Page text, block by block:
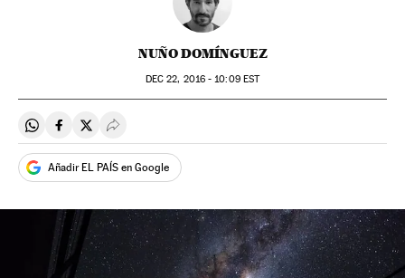
NUÑO DOMÍNGUEZ
DEC 22, 2016 - 10:09EST
Compartir en Whatsapp
Compartir en Facebook
Compartir en Twitter
Desplegar Redes Sociales
Añadir EL PAÍS en Google